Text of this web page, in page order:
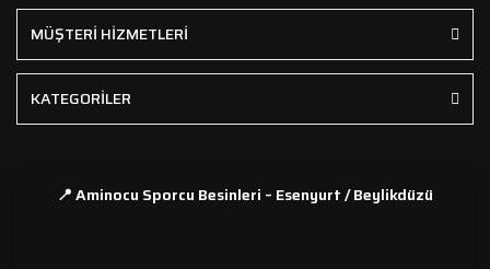
MÜŞTERİ HİZMETLERİ
KATEGORİLER
📍 Aminocu Sporcu Besinleri – Esenyurt / Beylikdüzü